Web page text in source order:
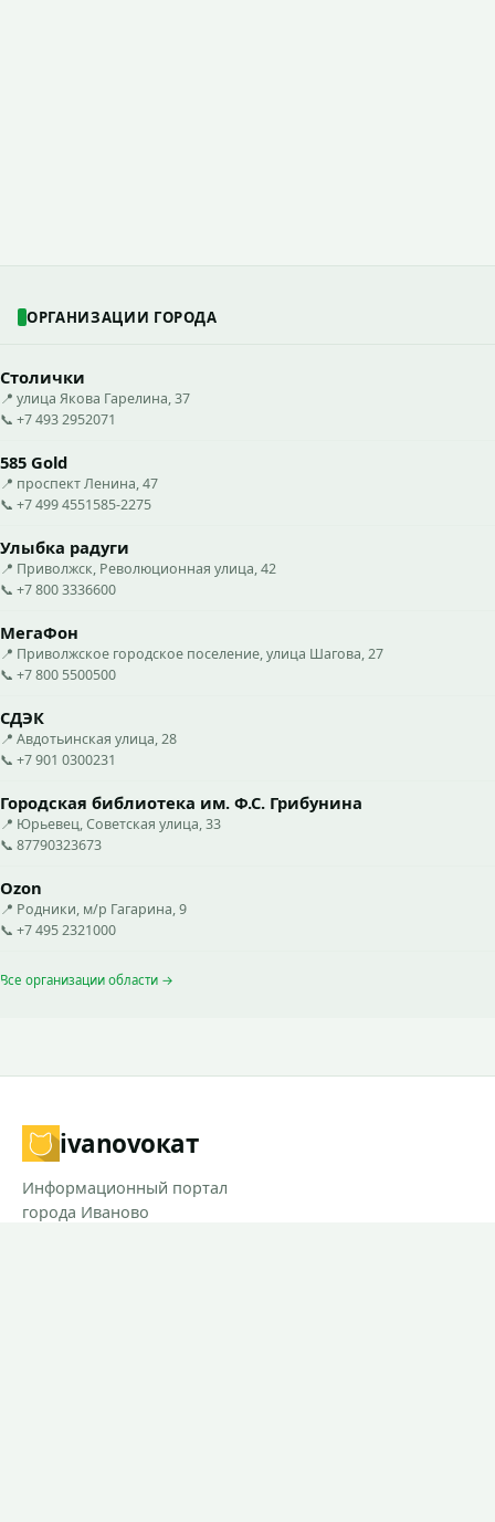
ОРГАНИЗАЦИИ ГОРОДА
Столички
📍 улица Якова Гарелина, 37
📞 +7 493 2952071
585 Gold
📍 проспект Ленина, 47
📞 +7 499 4551585-2275
Улыбка радуги
📍 Приволжск, Революционная улица, 42
📞 +7 800 3336600
МегаФон
📍 Приволжское городское поселение, улица Шагова, 27
📞 +7 800 5500500
СДЭК
📍 Авдотьинская улица, 28
📞 +7 901 0300231
Городская библиотека им. Ф.С. Грибунина
📍 Юрьевец, Советская улица, 33
📞 87790323673
Ozon
📍 Родники, м/р Гагарина, 9
📞 +7 495 2321000
Все организации области →
ivanovoкат
Информационный портал
города Иваново